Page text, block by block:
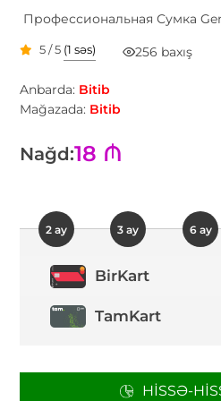
Профессиональная Сумка
5 / 5 (1 səs) 256 baxış
Anbarda: Bitib
Mağazada: Bitib
Nağd:18 ₼
2 ay 3 ay 6 ay
BirKart
TamKart
HISSƏ-